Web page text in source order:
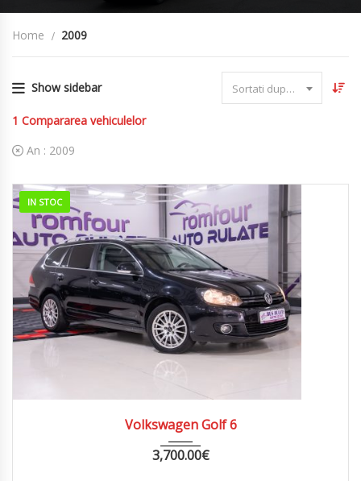
Home 2009
Show sidebar Sortati dupa data
1 Compararea vehiculelor
An : 2009
IN STOC
Volkswagen Golf 6
3,700.00€